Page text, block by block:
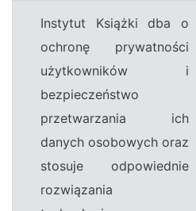
Instytut Książki dba o
ochronę prywatności
użytkowników i
bezpieczeństwo
przetwarzania ich
danych osobowych oraz
stosuje odpowiednie
rozwiązania